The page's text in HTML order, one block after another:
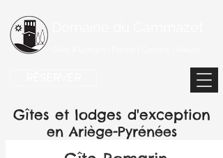
Gîtes et lodges d'exception
en Ariège-Pyrénées